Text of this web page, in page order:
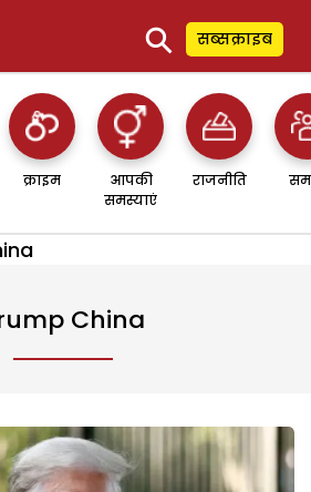
⚲ सब्सक्राइब
क्राइम
आपकी
समस्याएं
राजनीति
China